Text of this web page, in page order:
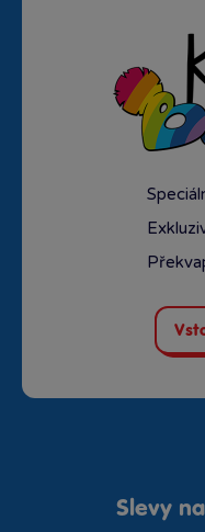
Slevy